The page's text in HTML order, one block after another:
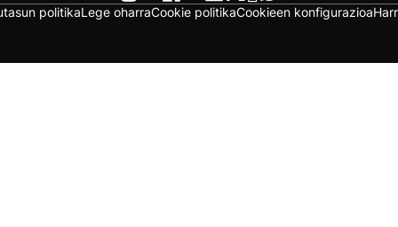
politikaLege oharraCookie politikaCookieen konfigurazioa